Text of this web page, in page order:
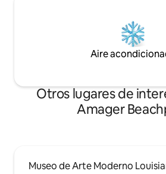
Aire
Otros lugares de
Amager
Museo de Arte Moderno